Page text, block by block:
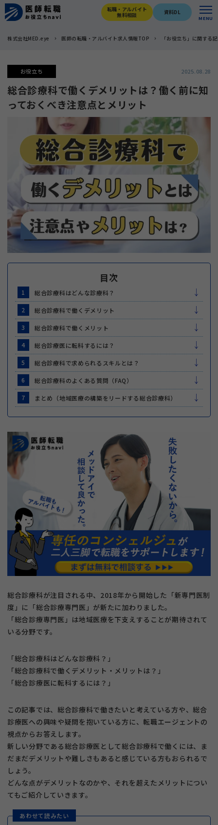
転職・アルバイト
無料相談
資料DL
MENU
株式会社MED.eye 医師の転職・アルバイト求人情報TOP 「お役立ち」に関する
お役立ち 2025.08.28
総合診療科で働くデメリットは？働く前に知
っておくべき注意点とメリット
目次
1 総合診療科はどんな診療科？
2 総合診療科で働くデメリット
3 総合診療科で働くメリット
4 総合診療医に転科するには？
5 総合診療科で求められるスキルとは？
6 総合診療科のよくある質問（FAQ）
7 まとめ（地域医療の構築をリードする総合診療科）
総合診療科が注目される中、2018年から開始した「新専門医制
度」に「総合診療専門医」が新たに加わりました。
「総合診療専門医」は地域医療を下支えすることが期待されて
いる分野です。
「総合診療科はどんな診療科？」
「総合診療科で働くデメリット・メリットは？」
「総合診療医に転科するには？」
この記事では、総合診療科で働きたいと考えている方や、総合
診療医への興味や疑問を抱いている方に、転職エージェントの
視点からお答えします。
新しい分野である総合診療医として総合診療科で働くには、ま
だまだデメリットや難しさもあると感じている方もおられるで
しょう。
どんな点がデメリットなのかや、それを超えたメリットについ
てもご紹介していきます。
あわせて読みたい